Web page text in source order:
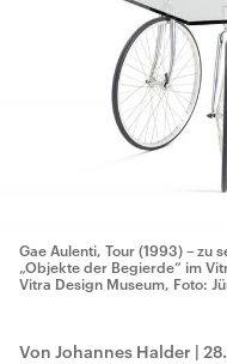
Gae Aulenti, Tour (1993) – zu
„Objekte der Begierde“ im
Vitra Design Museum, Foto:
Von Johannes Halder |